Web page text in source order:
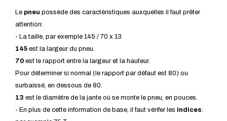
Le pneu possède des caractéristiques auxquelles il faut prêter
attention:
- La taille, par exemple 145 / 70 x 13
145est la largeur du pneu.
70est le rapport entre la largeur et la hauteur.
Pour déterminer si normal (le rapport par défaut est 80) ou
surbaissé, en dessous de 80.
13 est le diamètre de la jante où se monte le pneu, en pouces.
- En plus de cette information de base, il faut vérifer les indices: